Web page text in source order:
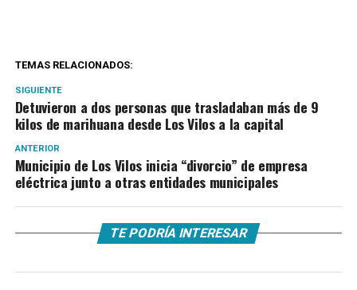
TEMAS RELACIONADOS:
SIGUIENTE
Detuvieron a dos personas que trasladaban más de 9
kilos de marihuana desde Los Vilos a la capital
ANTERIOR
Municipio de Los Vilos inicia “divorcio” de empresa
eléctrica junto a otras entidades municipales
TE PODRÍA INTERESAR